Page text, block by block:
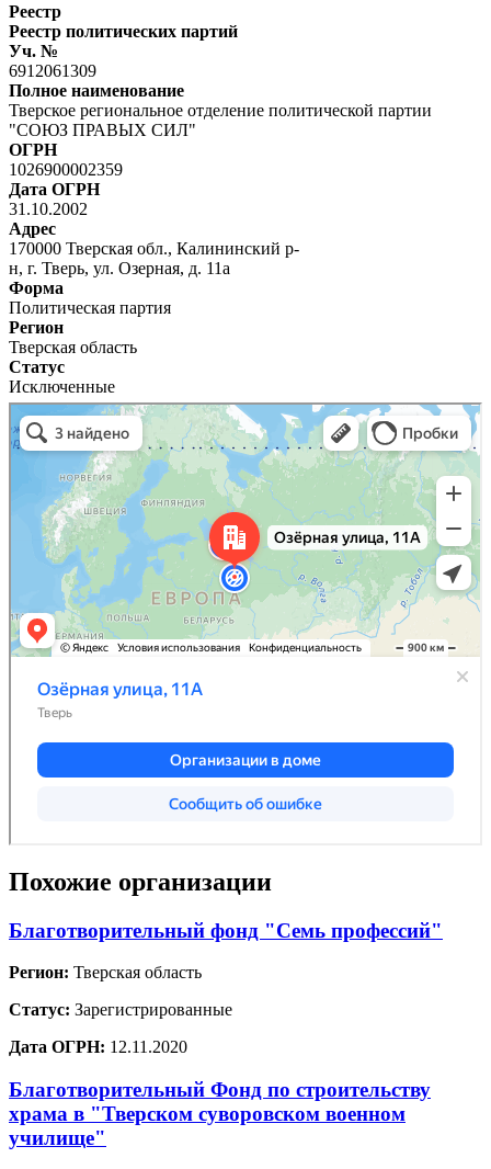
Реестр
Реестр политических партий
Уч. №
6912061309
Полное наименование
Тверское региональное отделение политической партии
"СОЮЗ ПРАВЫХ СИЛ"
ОГРН
1026900002359
Дата ОГРН
31.10.2002
Адрес
170000 Тверская обл., Калининский р-
н, г. Тверь, ул. Озерная, д. 11а
Форма
Политическая партия
Регион
Тверская область
Статус
Исключенные
Похожие организации
Благотворительный фонд "Семь профессий"
Регион: Тверская область
Статус: Зарегистрированные
Дата ОГРН: 12.11.2020
Благотворительный Фонд по строительству
храма в "Тверском суворовском военном
училище"